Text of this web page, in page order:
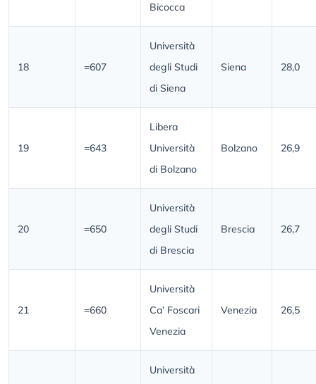
Bicocca
18 =607
Università
degli Studi
di Siena
Siena 28,0
19 =643
Libera
Università
di Bolzano
Bolzano 26,9
20 =650
Università
degli Studi
di Brescia
Brescia 26,7
21 =660
Università
Ca’ Foscari
Venezia
Venezia 26,5
Università